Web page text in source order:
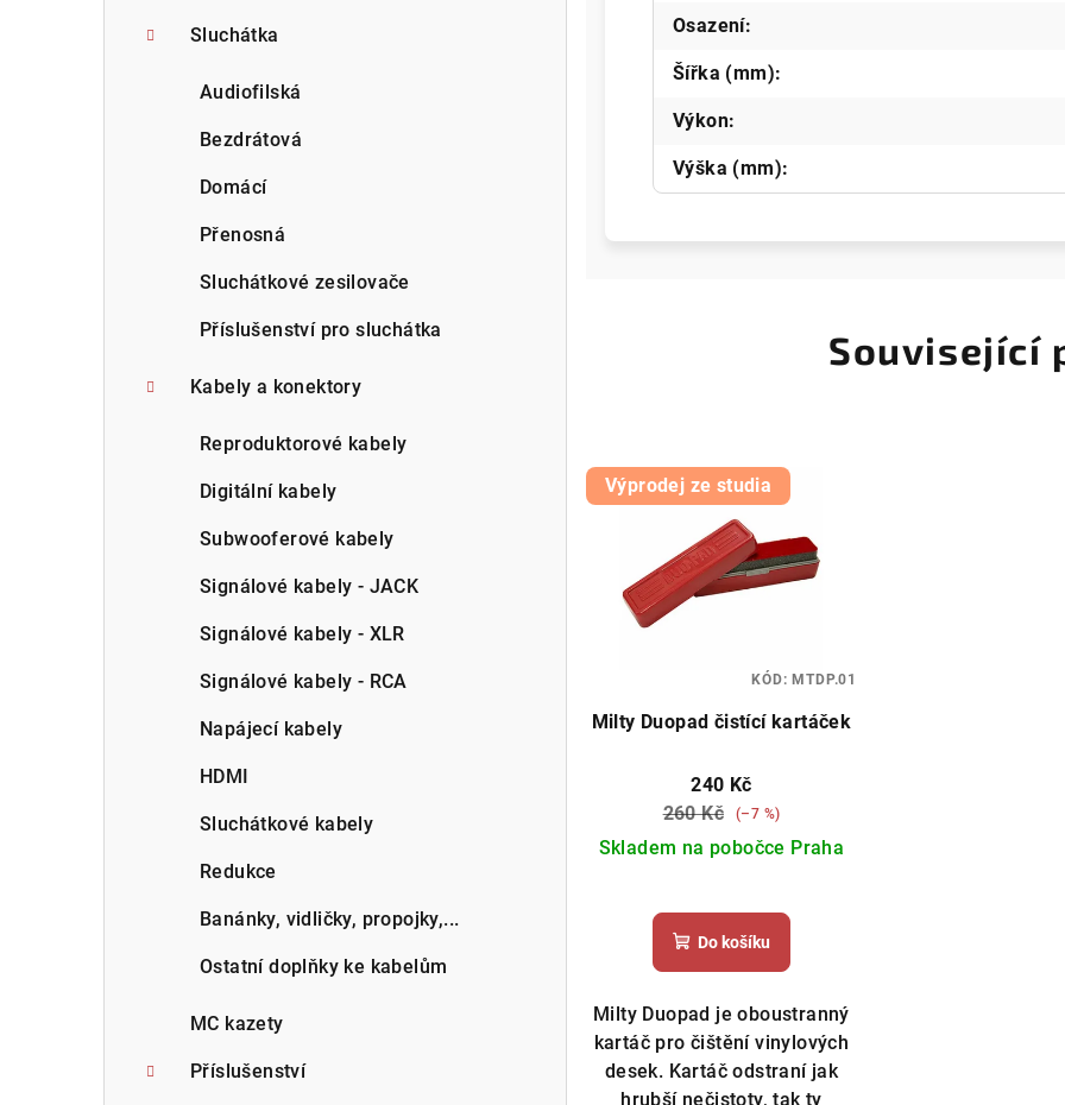
Sluchátka
Audiofilská
Bezdrátová
Domácí
Přenosná
Sluchátkové zesilovače
Příslušenství pro sluchátka
Kabely a konektory
Reproduktorové kabely
Digitální kabely
Subwooferové kabely
Signálové kabely - JACK
Signálové kabely - XLR
Signálové kabely - RCA
Napájecí kabely
HDMI
Sluchátkové kabely
Redukce
Banánky, vidličky, propojky,...
Ostatní doplňky ke kabelům
MC kazety
Příslušenství
Osazení:
Šířka (mm):
Výkon:
Výška (mm):
Související
Výprodej ze studia
Milty Duopad čistící kartáček
240 Kč
260 Kč
(–7 %)
Skladem na pobočce Praha
Do košíku
Milty Duopad je oboustranný
kartáč pro čištění vinylových
desek. Kartáč odstraní jak
hrubší nečistoty, tak ty
KÓD: MTDP.01